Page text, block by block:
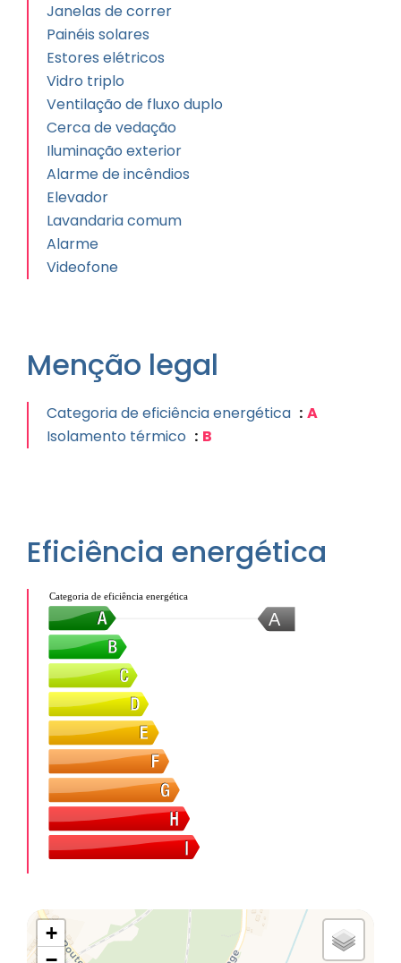
Janelas de correr
Painéis solares
Estores elétricos
Vidro triplo
Ventilação de fluxo duplo
Cerca de vedação
Iluminação exterior
Alarme de incêndios
Elevador
Lavandaria comum
Alarme
Videofone
Menção legal
Categoria de eficiência energética
A
Isolamento térmico
B
Eficiência energética
A
Categoria de eficiência energética
+